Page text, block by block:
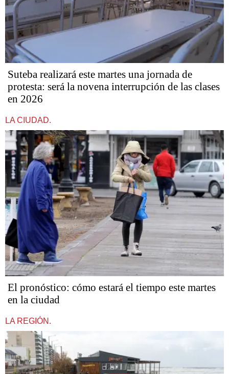
Suteba realizará este martes una jornada de
protesta: será la novena interrupción de las clases
en 2026
LA CIUDAD.
El pronóstico: cómo estará el tiempo este martes
en la ciudad
LA REGIÓN.